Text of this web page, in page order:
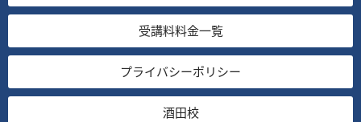
受講料料金一覧
プライバシーポリシー
酒田校